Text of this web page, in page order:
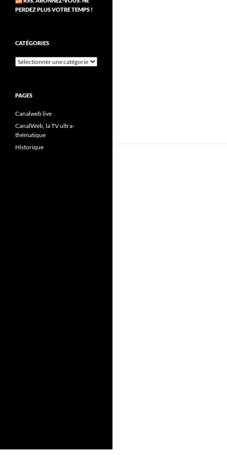
PERDEZ PLUS VOTRE TEMPS !
CATÉGORIES
Catégories
PAGES
Canalweb live
CanalWeb, la TV ultra-
thématique
Historique